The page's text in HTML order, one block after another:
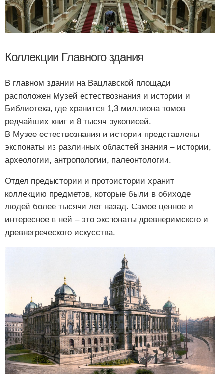
Коллекции Главного здания
В главном здании на Вацлавской площади
расположен Музей естествознания и истории и
Библиотека, где хранится 1,3 миллиона томов
редчайших книг и 8 тысяч рукописей.
В Музее естествознания и истории представлены
экспонаты из различных областей знания – истории,
археологии, антропологии, палеонтологии.
Отдел предыстории и протоистории хранит
коллекцию предметов, которые были в обиходе
людей более тысячи лет назад. Самое ценное и
интересное в ней – это экспонаты древнеримского и
древнегреческого искусства.